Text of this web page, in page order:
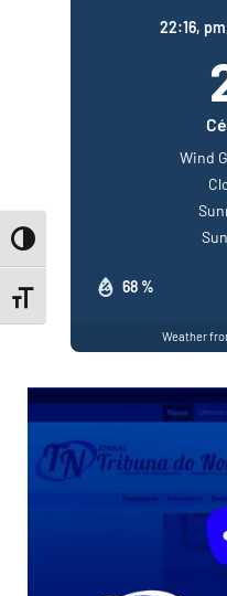
Toggle High Contrast
Toggle Font size
22:16,
68 %
Wind
Weather